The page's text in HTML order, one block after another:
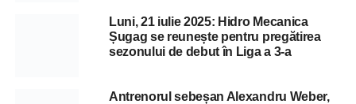
Luni, 21 iulie 2025: Hidro Mecanica
Șugag se reunește pentru pregătirea
sezonului de debut în Liga a 3-a
Antrenorul sebeșan Alexandru Weber,